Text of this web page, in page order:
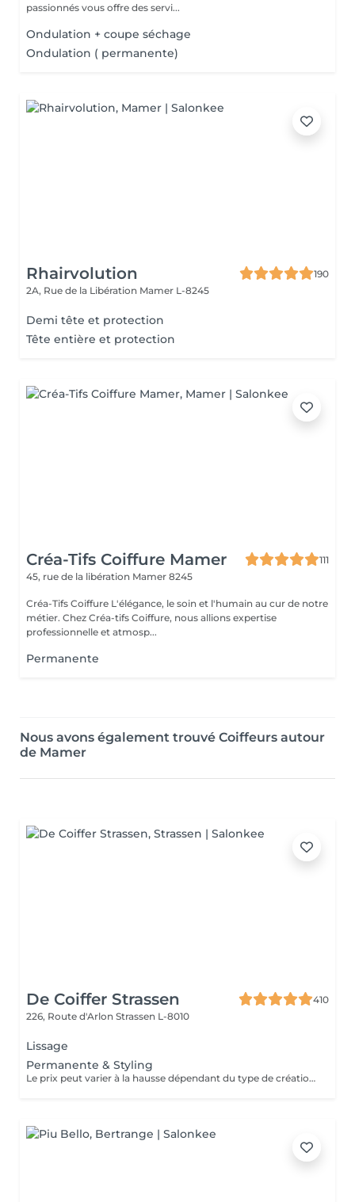
passionnés vous offre des servi...
Ondulation + coupe séchage
Ondulation ( permanente)
Rhairvolution
190
2A, Rue de la Libération Mamer L-8245
Demi tête et protection
Tête entière et protection
Créa-Tifs Coiffure Mamer
111
45, rue de la libération Mamer 8245
Créa-Tifs Coiffure L'élégance, le soin et l'humain au cur de notre
métier. Chez Créa-tifs Coiffure, nous allions expertise
professionnelle et atmosp...
Permanente
Nous avons également trouvé Coiffeurs autour
de Mamer
De Coiffer Strassen
410
226, Route d'Arlon Strassen L-8010
Lissage
Permanente & Styling
Le prix peut varier à la hausse dépendant du type de création finalement réalisée.